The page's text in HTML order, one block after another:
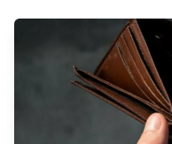
Білім және Ғылым
Ауа райы
Денсаулық